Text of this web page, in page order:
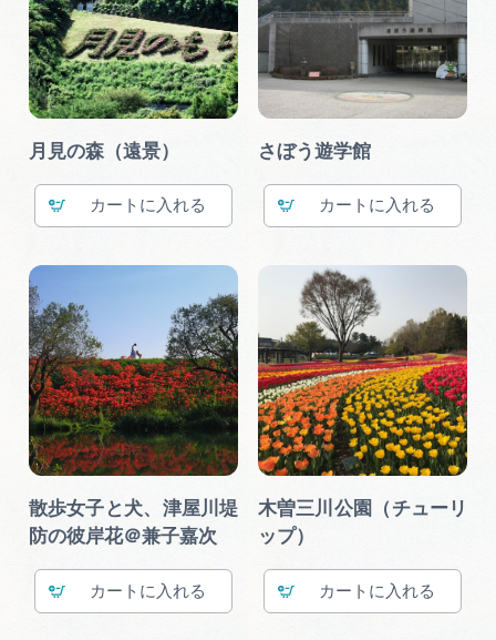
月見の森（遠景）
カート
さぼう遊学館
カート
散歩女子と犬、津屋川堤
防の彼岸花＠兼子嘉次
カート
木曽三川公園（チューリ
ップ）
カート